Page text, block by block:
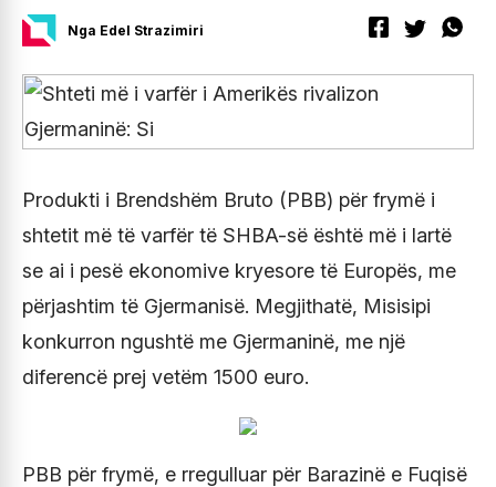
Nga Edel Strazimiri
Produkti i Brendshëm Bruto (PBB) për frymë i
shtetit më të varfër të SHBA-së është më i lartë
se ai i pesë ekonomive kryesore të Europës, me
përjashtim të Gjermanisë. Megjithatë, Misisipi
konkurron ngushtë me Gjermaninë, me një
diferencë prej vetëm 1500 euro.
PBB për frymë, e rregulluar për Barazinë e Fuqisë